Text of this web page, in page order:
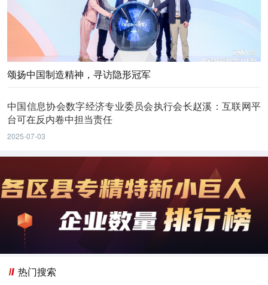
颂扬中国制造精神，寻访隐形冠军
中国信息协会数字经济专业委员会执行会长赵溪：互联网平
台可在反内卷中担当责任
2025-07-03
热门搜索